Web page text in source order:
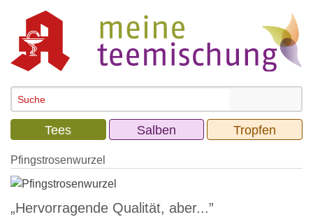
Tees Salben Tropfen
Pfingstrosenwurzel
„Hervorragende Qualität, aber...”